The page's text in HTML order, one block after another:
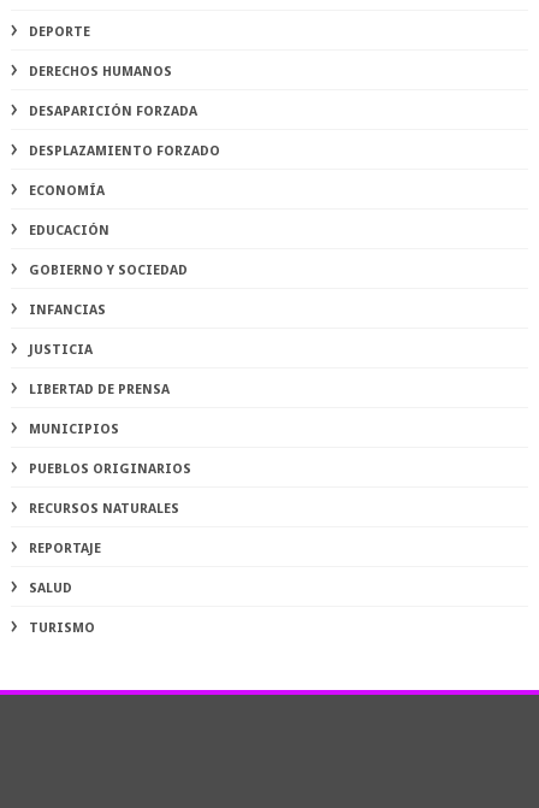
DEPORTE
DERECHOS HUMANOS
DESAPARICIÓN FORZADA
DESPLAZAMIENTO FORZADO
ECONOMÍA
EDUCACIÓN
GOBIERNO Y SOCIEDAD
INFANCIAS
JUSTICIA
LIBERTAD DE PRENSA
MUNICIPIOS
PUEBLOS ORIGINARIOS
RECURSOS NATURALES
REPORTAJE
SALUD
TURISMO